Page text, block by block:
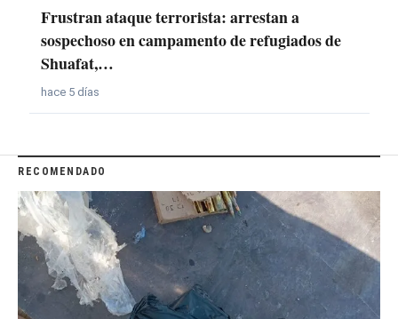
Frustran ataque terrorista: arrestan a
sospechoso en campamento de refugiados de
Shuafat,…
hace 5 días
RECOMENDADO